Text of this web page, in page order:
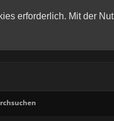
erforderlich. Mit der